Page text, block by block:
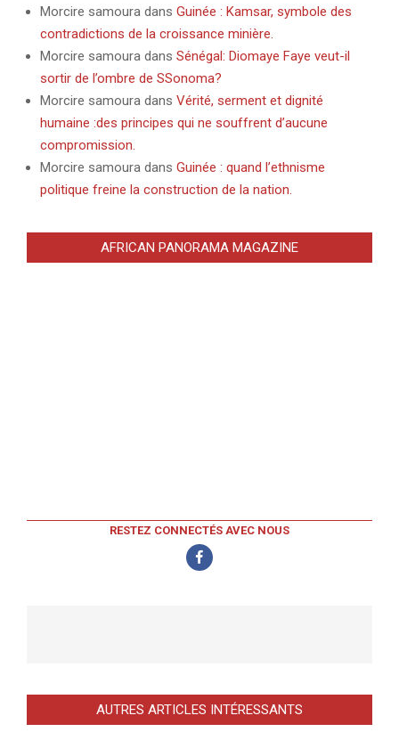
Morcire samoura dans Guinée : Kamsar, symbole des
contradictions de la croissance minière.
Morcire samoura dans Sénégal: Diomaye Faye veut-il
sortir de l’ombre de SSonoma?
Morcire samoura dans Vérité, serment et dignité
humaine :des principes qui ne souffrent d’aucune
compromission.
Morcire samoura dans Guinée : quand l’ethnisme
politique freine la construction de la nation.
AFRICAN PANORAMA MAGAZINE
RESTEZ CONNECTÉS AVEC NOUS
AUTRES ARTICLES INTÉRESSANTS